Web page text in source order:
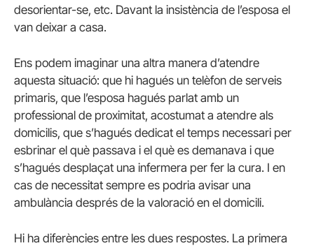
desorientar-se, etc. Davant la insistència de l’esposa el
van deixar a casa.
Ens podem imaginar una altra manera d’atendre
aquesta situació: que hi hagués un telèfon de serveis
primaris, que l’esposa hagués parlat amb un
professional de proximitat, acostumat a atendre als
domicilis, que s’hagués dedicat el temps necessari per
esbrinar el què passava i el què es demanava i que
s’hagués desplaçat una infermera per fer la cura. I en
cas de necessitat sempre es podria avisar una
ambulància després de la valoració en el domicili.
Hi ha diferències entre les dues respostes. La primera